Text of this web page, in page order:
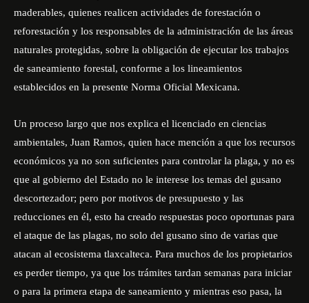
maderables, quienes realicen actividades de forestación o
reforestación y los responsables de la administración de las áreas
naturales protegidas, sobre la obligación de ejecutar los trabajos
de saneamiento forestal, conforme a los lineamientos
establecidos en la presente Norma Oficial Mexicana.
Un proceso largo que nos explica el licenciado en ciencias
ambientales, Juan Ramos, quien hace mención a que los recursos
económicos ya no son suficientes para controlar la plaga, y no es
que al gobierno del Estado no le interese los temas del gusano
descortezador; pero por motivos de presupuesto y las
reducciones en él, esto ha creado respuestas poco oportunas para
el ataque de las plagas, no solo del gusano sino de varias que
atacan al ecosistema tlaxcalteca. Para muchos de los propietarios
es perder tiempo, ya que los trámites tardan semanas para iniciar
o para la primera etapa de saneamiento y mientras eso pasa, la